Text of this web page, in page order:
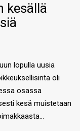
kesällä
lopulla uusia
oli
osassa
kesä muistetaan